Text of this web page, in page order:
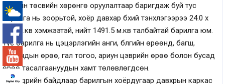
Дүүргийн төсвийн хөрөнгө оруулалтаар баригдаж буй тус
барилга нь зоорьтой, хоёр давхар бүхий тэнхлэгээрээ 24.0 х
28.0 м.кв хэмжээтэй, нийт 1491.5 м.кв талбайтай барилга юм.
Тус барилга нь цэцэрлэгийн анги, бүлгийн өрөөнүүд, багш,
ажилчдын өрөө, гал тогоо, ариун цэврийн өрөө болон бусад
өрөө тасалгаануудын хамт төлөвлөгдсөн.
Өнөөдрийн байдлаар барилгын хоёрдугаар давхрын каркас